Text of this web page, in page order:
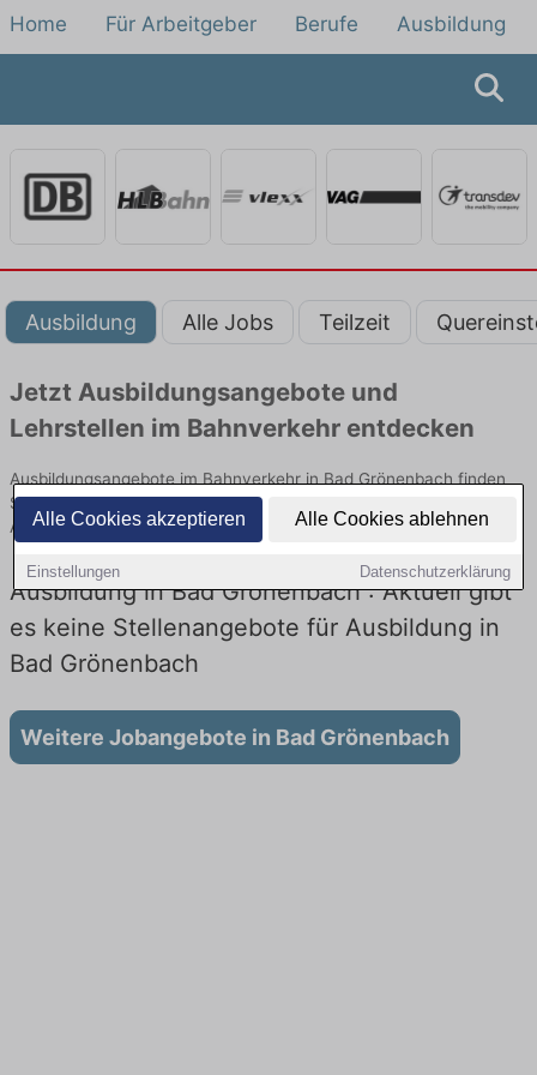
Alle Cookies akzeptieren Alle Cookies ablehnen
Einstellungen Datenschutzerklärung
Home Für Arbeitgeber Berufe Ausbildung
Ausbildung Alle Jobs Teilzeit
Jetzt Ausbildungsangebote und
Lehrstellen im Bahnverkehr entdecken
Ausbildungsangebote im Bahnverkehr in Bad Grönenbach finden
Sie von namhaften Firmen. Entdecken Sie freie Optionen von Top-
Arbeitgebern und bewerben Sie sich noch heute.
Ausbildung in Bad Grönenbach : Aktuell gibt
es keine Stellenangebote für Ausbildung in
Bad Grönenbach
Weitere Jobangebote in Bad Grönenbach